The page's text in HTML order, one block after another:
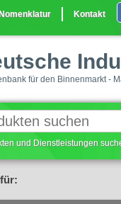
Nomenklatur Kontakt
für den Binnenmarkt -
und Dienstleistungen